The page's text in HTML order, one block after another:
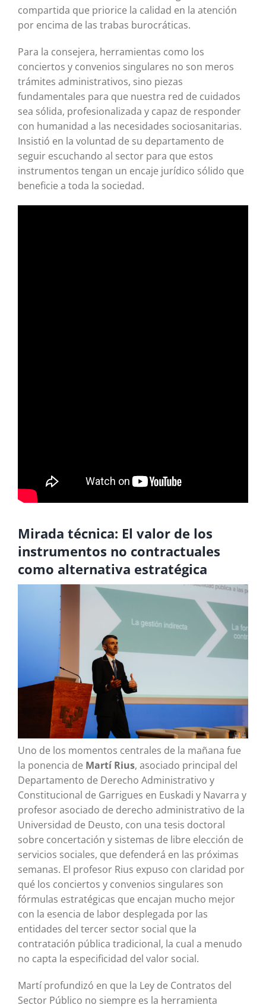
compartida que priorice la calidad en la atención
por encima de las trabas burocráticas.
Para la consejera, herramientas como los
conciertos y convenios singulares no son meros
trámites administrativos, sino piezas
fundamentales para que nuestra red de cuidados
sea sólida, profesionalizada y capaz de responder
con humanidad a las necesidades sociosanitarias.
Insistió en la voluntad de su departamento de
seguir escuchando al sector para que estos
instrumentos tengan un encaje jurídico sólido que
beneficie a toda la sociedad.
Mirada técnica: El valor de los
instrumentos no contractuales
como alternativa estratégica
Uno de los momentos centrales de la mañana fue
la ponencia de Martí Rius, asociado principal del
Departamento de Derecho Administrativo y
Constitucional de Garrigues en Euskadi y Navarra y
profesor asociado de derecho administrativo de la
Universidad de Deusto, con una tesis doctoral
sobre concertación y sistemas de libre elección de
servicios sociales, que defenderá en las próximas
semanas. El profesor Rius expuso con claridad por
qué los conciertos y convenios singulares son
fórmulas estratégicas que encajan mucho mejor
con la esencia de labor desplegada por las
entidades del tercer sector social que la
contratación pública tradicional, la cual a menudo
no capta la especificidad del valor social.
Martí profundizó en que la Ley de Contratos del
Sector Público no siempre es la herramienta